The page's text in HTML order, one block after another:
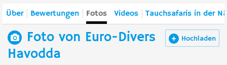
Über Bewertungen Fotos Videos Tauchsafaris in der
Hochladen
Foto von Euro-Divers
Havodda